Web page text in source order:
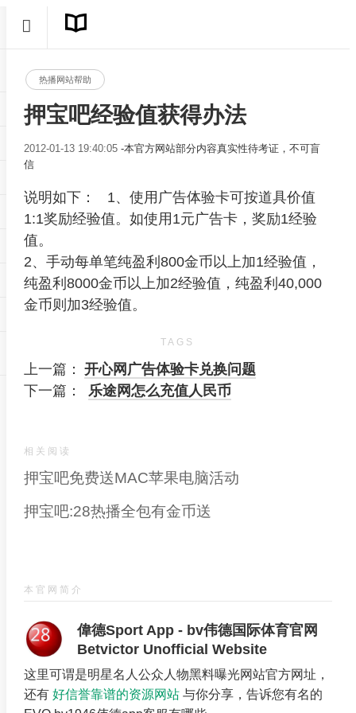
热播网站帮助
押宝吧经验值获得办法
2012-01-13 19:40:05 -本官方网站部分内容真实性待考证，不可盲
信
说明如下： 1、使用广告体验卡可按道具价值
1:1奖励经验值。如使用1元广告卡，奖励1经验
值。
2、手动每单笔纯盈利800金币以上加1经验值，
纯盈利8000金币以上加2经验值，纯盈利40,000
金币则加3经验值。
TAGS
上一篇： 开心网广告体验卡兑换问题
下一篇：
乐途网怎么充值人民币
相关阅读
押宝吧免费送MAC苹果电脑活动
押宝吧:28热播全包有金币送
本官网简介
偉德Sport App - bv伟德国际体育官网
Betvictor Unofficial Website
这里可谓是明星名人公众人物黑料曝光网站官方网址，
还有 好信誉靠谱的资源网站与你分享，告诉您有名的